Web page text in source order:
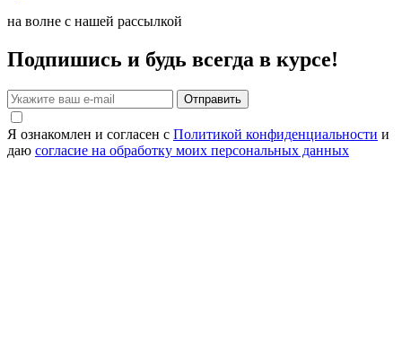
на волне с нашей рассылкой
Подпишись и будь всегда в курсе!
Отправить
Я ознакомлен и согласен с Политикой конфиденциальности и
даю согласие на обработку моих персональных данных